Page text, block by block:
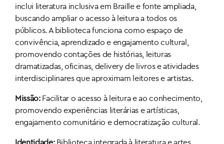
inclui literatura inclusiva em Braille e fonte ampliada,
buscando ampliar o acesso à leitura a todos os
públicos. A biblioteca funciona como espaço de
convivência, aprendizado e engajamento cultural,
promovendo contações de histórias, leituras
dramatizadas, oficinas, delivery de livros e atividades
interdisciplinares que aproximam leitores e artistas.
Missão:Facilitar o acesso à leitura e ao conhecimento,
promovendo experiências literárias e artísticas,
engajamento comunitário e democratização cultural.